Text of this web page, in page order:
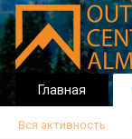
Главная
Вся активность